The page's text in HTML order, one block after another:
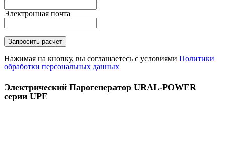
Электронная почта
Нажимая на кнопку, вы соглашаетесь с условиями Политики
обработки персональных данных
Электрический Парогенератор URAL-POWER
серии UPE